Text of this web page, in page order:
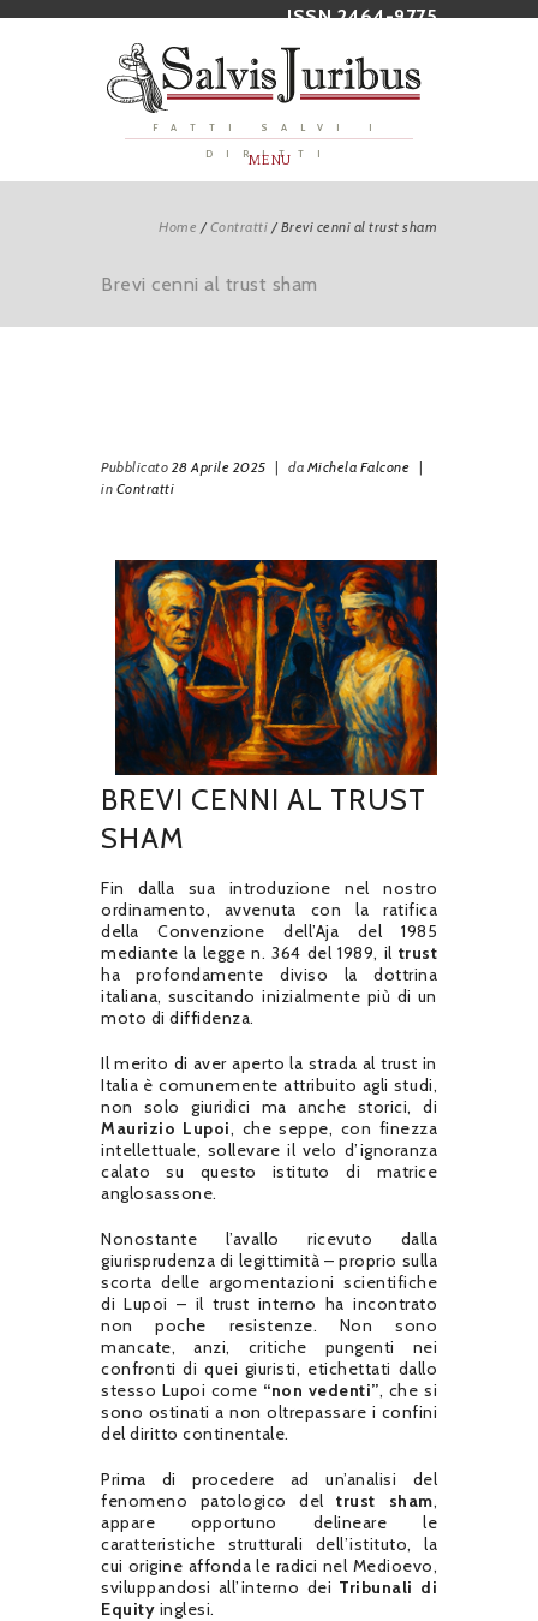
ISSN 2464-9775
FATTI SALVI I
DIRITTI
MENU
Home /Contratti /Brevi cenni al trust sham
Brevi cenni al trust sham
Pubblicato 28 Aprile 2025 | da Michela Falcone |
in Contratti
BREVI CENNI AL TRUST
SHAM
Fin dalla sua introduzione nel nostro
ordinamento, avvenuta con la ratifica
della Convenzione dell’Aja del 1985
mediante la legge n. 364 del 1989, il trust
ha profondamente diviso la dottrina
italiana, suscitando inizialmente più di un
moto di diffidenza.
Il merito di aver aperto la strada al trust in
Italia è comunemente attribuito agli studi,
non solo giuridici ma anche storici, di
Maurizio Lupoi, che seppe, con finezza
intellettuale, sollevare il velo d’ignoranza
calato su questo istituto di matrice
anglosassone.
Nonostante l’avallo ricevuto dalla
giurisprudenza di legittimità – proprio sulla
scorta delle argomentazioni scientifiche
di Lupoi – il trust interno ha incontrato
non poche resistenze. Non sono
mancate, anzi, critiche pungenti nei
confronti di quei giuristi, etichettati dallo
stesso Lupoi come “non vedenti”, che si
sono ostinati a non oltrepassare i confini
del diritto continentale.
Prima di procedere ad un’analisi del
fenomeno patologico deltrust sham,
appare opportuno delineare le
caratteristiche strutturali dell’istituto, la
cui origine affonda le radici nel Medioevo,
sviluppandosi all’interno dei Tribunali di
Equity inglesi.